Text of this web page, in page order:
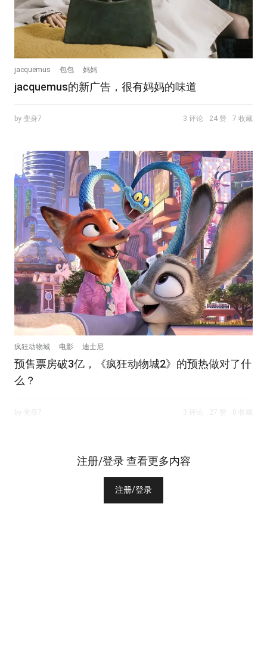
jacquemus 包包 妈妈
jacquemus的新广告，很有妈妈的味道
by 变身7 3 评论 24 赞 7 收藏
疯狂动物城 电影 迪士尼
预售票房破3亿，《疯狂动物城2》的预热做对了什
么？
注册/登录 查看更多内容
注册/登录